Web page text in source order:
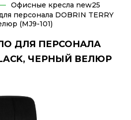
Офисные кресла new25
персонала DOBRIN TERRY
(MJ9-101)
ДЛЯ ПЕРСОНАЛА
ЧЕРНЫЙ ВЕЛЮР